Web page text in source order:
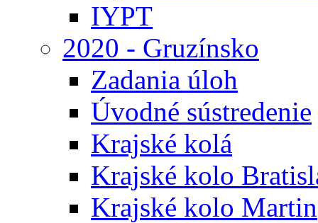
IYPT
2020 - Gruzínsko
Zadania úloh
Úvodné sústredenie
Krajské kolá
Krajské kolo
Krajské kolo Martin